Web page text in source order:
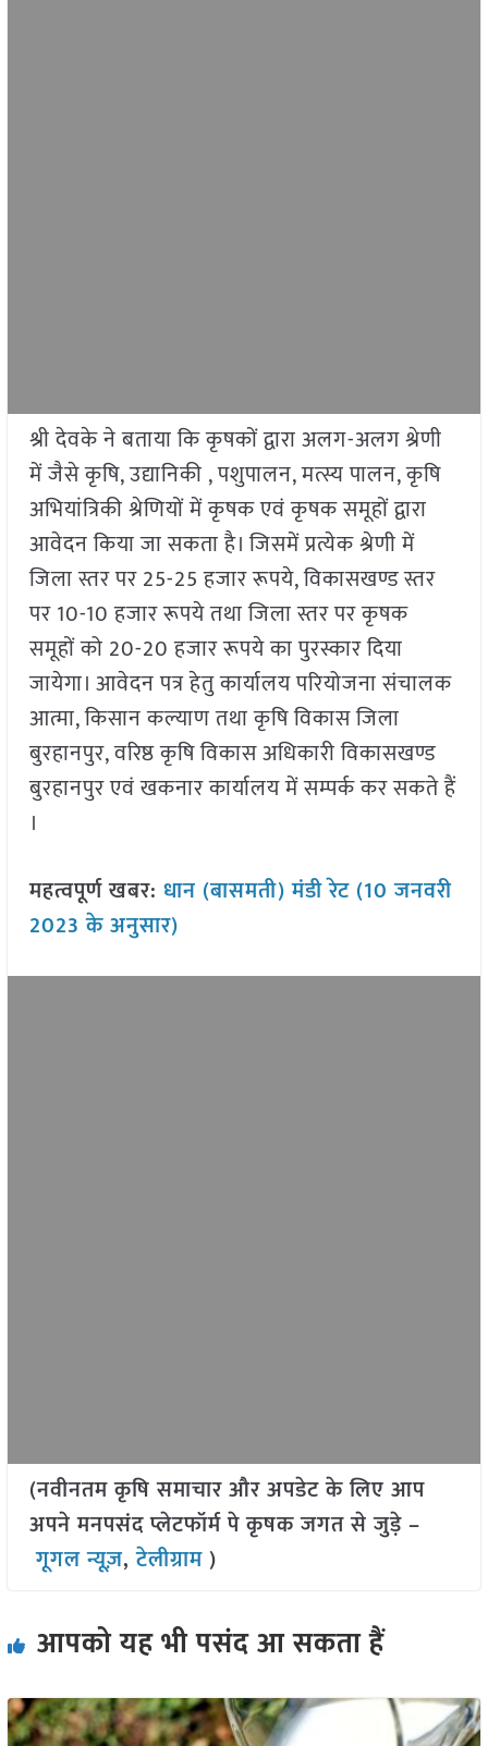
श्री देवके ने बताया कि कृषकों द्वारा अलग-अलग श्रेणी
में जैसे कृषि, उद्यानिकी , पशुपालन, मत्स्य पालन, कृषि
अभियांत्रिकी श्रेणियों में कृषक एवं कृषक समूहों द्वारा
आवेदन किया जा सकता है। जिसमें प्रत्येक श्रेणी में
जिला स्तर पर 25-25 हजार रूपये, विकासखण्ड स्तर
पर 10-10 हजार रूपये तथा जिला स्तर पर कृषक
समूहों को 20-20 हजार रूपये का पुरस्कार दिया
जायेगा। आवेदन पत्र हेतु कार्यालय परियोजना संचालक
आत्मा, किसान कल्याण तथा कृषि विकास जिला
बुरहानपुर, वरिष्ठ कृषि विकास अधिकारी विकासखण्ड
बुरहानपुर एवं खकनार कार्यालय में सम्पर्क कर सकते हैं
।
महत्वपूर्ण खबर: धान (बासमती) मंडी रेट (10 जनवरी
2023 के अनुसार)
(नवीनतम कृषि समाचार और अपडेट के लिए आप
अपने मनपसंद प्लेटफॉर्म पे कृषक जगत से जुड़े –
गूगल न्यूज़,टेलीग्राम )
आपको यह भी पसंद आ सकता हैं